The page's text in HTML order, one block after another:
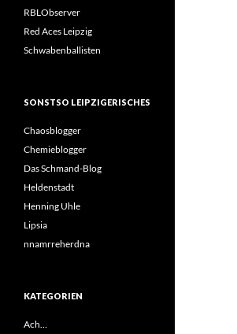
RBLObserver
Red Aces Leipzig
Schwabenballisten
SONSTSO LEIPZIGERISCHES
Chaosblogger
Chemieblogger
Das Schmand-Blog
Heldenstadt
Henning Uhle
Lipsia
nnamrreherdna
KATEGORIEN
Ach…